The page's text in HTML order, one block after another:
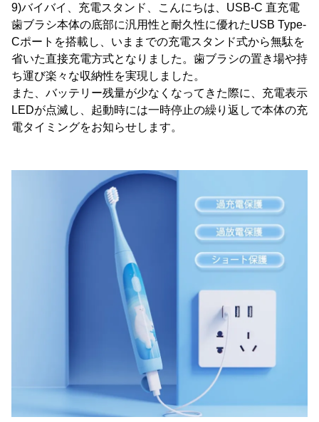
9)バイバイ、充電スタンド、こんにちは、USB-C 直充電
歯ブラシ本体の底部に汎用性と耐久性に優れたUSB Type-
Cポートを搭載し、いままでの充電スタンド式から無駄を
省いた直接充電方式となりました。歯ブラシの置き場や持
ち運び楽々な収納性を実現しました。
また、バッテリー残量が少なくなってきた際に、充電表示
LEDが点滅し、起動時には一時停止の繰り返しで本体の充
電タイミングをお知らせします。